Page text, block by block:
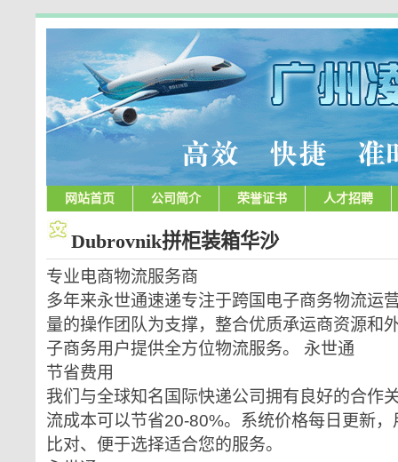
网站首页 公司简介 荣誉证书 人才招聘
Dubrovnik拼柜装箱华沙
专业电商物流服务商
多年来永世通速递专注于跨国电子商务物流运
量的操作团队为支撑，整合优质承运商资源和
子商务用户提供全方位物流服务。 永世通
节省费用
我们与全球知名国际快递公司拥有良好的合作
流成本可以节省20-80%。系统价格每日更新
比对、便于选择适合您的服务。